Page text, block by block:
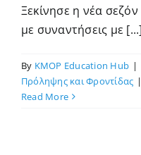
Ξεκίνησε η νέα
με συναντήσεις με [...]
By KMOP Education Hub |
Πρόληψης και Φροντίδας |
Read More